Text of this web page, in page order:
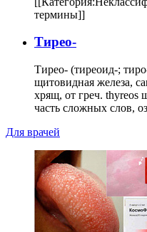
термины]]
Тирео-
Тирео- (тиреоид-;
щитовидная железа,
хрящ, от греч. thyreos
часть сложных слов,
Для врачей